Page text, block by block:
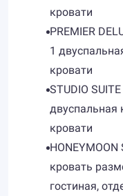
кровати
PREMIER
1
кровати
STUDIO
двуспальная
кровати
кровать
гостиная,